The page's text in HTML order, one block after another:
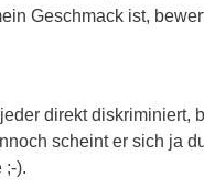
Geschmack ist,
direkt
scheint er sich ja
;-).